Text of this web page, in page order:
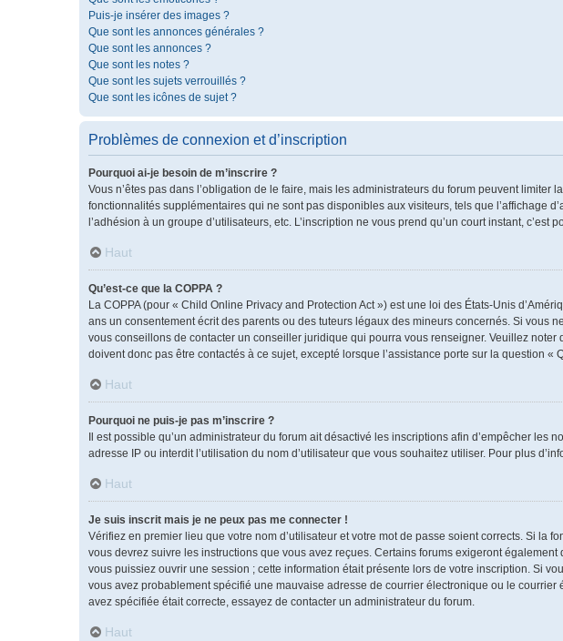
Puis-je insérer des images ?
Que sont les annonces générales ?
Que sont les annonces ?
Que sont les notes ?
Que sont les sujets verrouillés ?
Que sont les icônes de sujet ?
Problèmes de connexion et d’inscription
Pourquoi ai-je besoin de m’inscrire ?
Vous n’êtes pas dans l’obligation de le faire, mais les administrateurs du forum peuvent
fonctionnalités supplémentaires qui ne sont pas disponibles aux visiteurs, tels que l’affichage
l’adhésion à un groupe d’utilisateurs, etc. L’inscription ne vous prend qu’un court instant,
Haut
Qu’est-ce que la COPPA ?
La COPPA (pour « Child Online Privacy and Protection Act ») est une loi des États-Unis
ans un consentement écrit des parents ou des tuteurs légaux des mineurs concernés. Si vous
vous conseillons de contacter un conseiller juridique qui pourra vous renseigner. Veuillez
doivent donc pas être contactés à ce sujet, excepté lorsque l’assistance porte sur la question
Haut
Pourquoi ne puis-je pas m’inscrire ?
Il est possible qu’un administrateur du forum ait désactivé les inscriptions afin d’empêcher
adresse IP ou interdit l’utilisation du nom d’utilisateur que vous souhaitez utiliser. Pour plus
Haut
Je suis inscrit mais je ne peux pas me connecter !
Vérifiez en premier lieu que votre nom d’utilisateur et votre mot de passe soient corrects. Si la
vous devrez suivre les instructions que vous avez reçues. Certains forums exigeront
vous puissiez ouvrir une session ; cette information était présente lors de votre inscription. Si
vous avez probablement spécifié une mauvaise adresse de courrier électronique ou le
avez spécifiée était correcte, essayez de contacter un administrateur du forum.
Haut